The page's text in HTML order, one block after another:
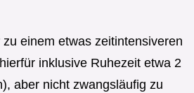
einem etwas zeitintensiveren
inklusive Ruhezeit etwa 2
aber nicht zwangsläufig zu